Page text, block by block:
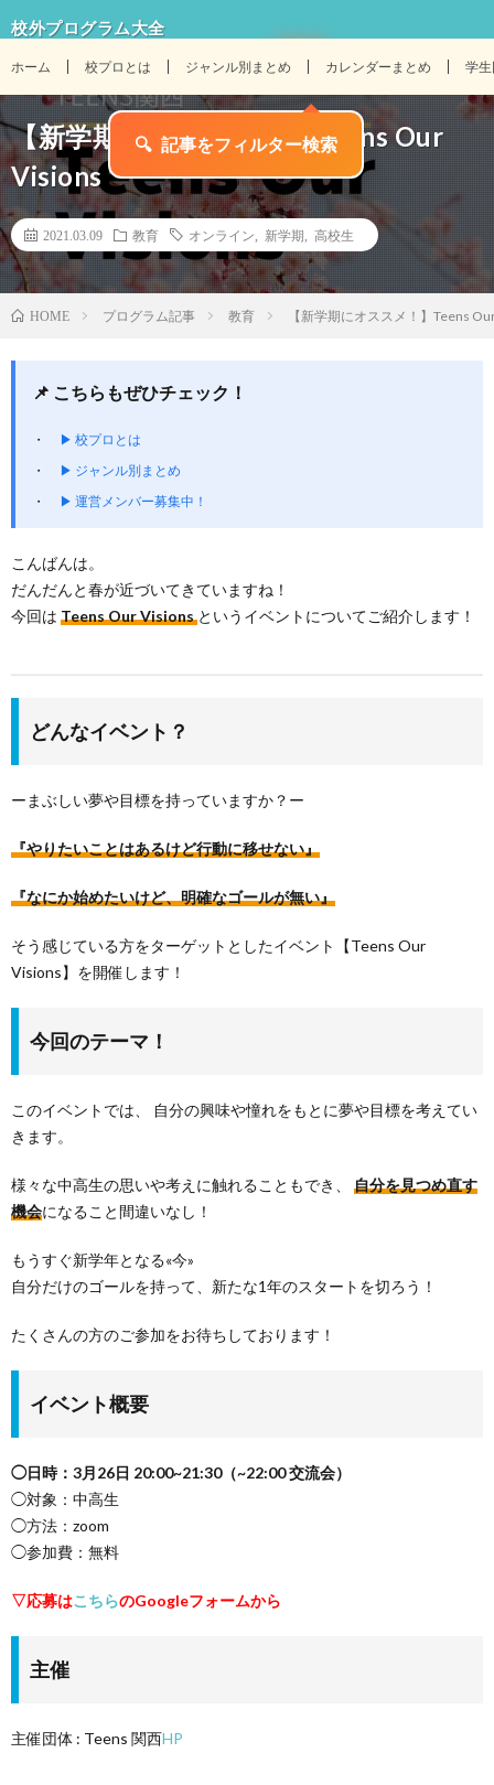
校外プログラム大全
ホーム 校プロとは ジャンル別まとめ カレンダーまとめ 学
【新学期にオススメ！】Teens Our
Visions
2021.03.09 教育 オンライン 新学期 高校生
HOME プログラム記事 教育 【新学期にオススメ！】Teens
📌 こちらもぜひチェック！
▶ 校プロとは
▶ ジャンル別まとめ
▶ 運営メンバー募集中！
こんばんは。
だんだんと春が近づいてきていますね！
今回は Teens Our Visionsというイベントについてご紹介します！
どんなイベント？
ーまぶしい夢や目標を持っていますか？ー
『やりたいことはあるけど行動に移せない』
『なにか始めたいけど、明確なゴールが無い』
そう感じている方をターゲットとしたイベント【Teens Our
Visions】を開催します！
今回のテーマ！
このイベントでは、 自分の興味や憧れをもとに夢や目標を考えてい
きます。
様々な中高生の思いや考えに触れることもでき、 自分を見つめ直す
機会になること間違いなし！
もうすぐ新学年となる«今»
自分だけのゴールを持って、新たな1年のスタートを切ろう！
たくさんの方のご参加をお待ちしております！
イベント概要
◯日時：3月26日 20:00~21:30（~22:00 交流会）
◯対象：中高生
◯方法：zoom
◯参加費：無料
▽応募はこちらのGoogleフォームから
主催
主催団体 : Teens 関西HP
🔍 記事をフィルター検索